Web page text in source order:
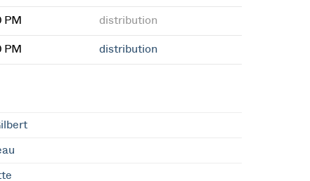
PM distribution
PM distribution